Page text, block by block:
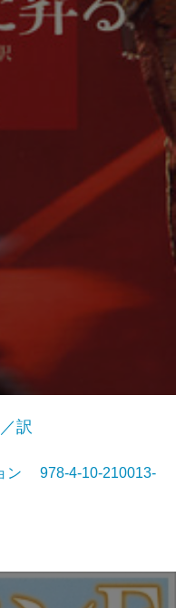
訳
ン 978-4-10-210013-